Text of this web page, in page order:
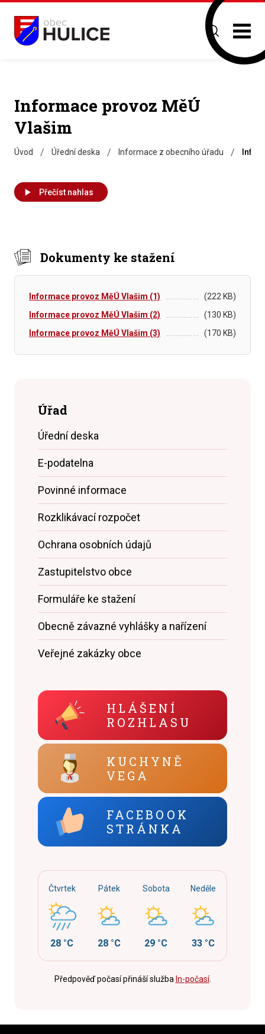
Informace provoz MěÚ
Vlašim
Úvod / Úřední deska / Informace z obecního úřadu /
Přečíst nahlas
Dokumenty ke stažení
Informace provoz MěÚ Vlašim (1)
(222 KB)
Informace provoz MěÚ Vlašim (2)
(130 KB)
Informace provoz MěÚ Vlašim (3)
(170 KB)
Úřad
Úřední deska
E-podatelna
Povinné informace
Rozklikávací rozpočet
Ochrana osobních údajů
Zastupitelstvo obce
Formuláře ke stažení
Obecně závazné vyhlášky a nařízení
Veřejné zakázky obce
HLÁŠENÍ
ROZHLASU
KUCHYNĚ
VEGA
FACEBOOK
STRÁNKA
Čtvrtek
28 °C
Pátek
28 °C
Sobota
29 °C
Neděle
33 °C
Předpověď počasí přináší služba In-počasí.